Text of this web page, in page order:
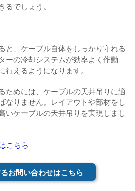
るでしょう。
と、ケーブル自体をしっかり守れる
ーの冷却システムが効率よく作動
行えるようになります。
ためには、ケーブルの天井吊りに適
なりません。レイアウトや部材をし
いケーブルの天井吊りを実現しまし
こちら
お問い合わせはこちら